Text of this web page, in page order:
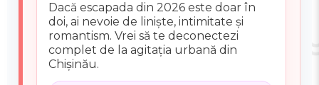
Dacă escapada din 2026 este doar în
doi, ai nevoie de liniște, intimitate și
romantism. Vrei să te deconectezi
complet de la agitația urbană din
Chișinău.